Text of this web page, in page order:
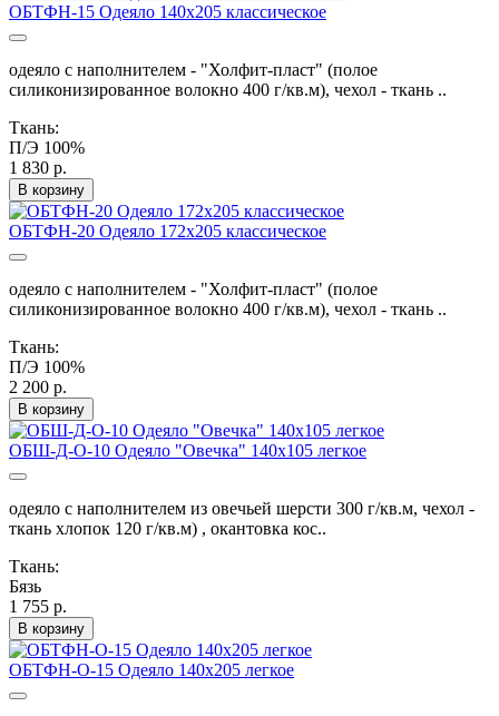
ОБТФН-15 Одеяло 140х205 классическое
одеяло с наполнителем - "Холфит-пласт" (полое
силиконизированное волокно 400 г/кв.м), чехол - ткань ..
Ткань:
П/Э 100%
1 830 р.
В корзину
ОБТФН-20 Одеяло 172х205 классическое
одеяло с наполнителем - "Холфит-пласт" (полое
силиконизированное волокно 400 г/кв.м), чехол - ткань ..
Ткань:
П/Э 100%
2 200 р.
В корзину
ОБШ-Д-О-10 Одеяло "Овечка" 140х105 легкое
одеяло с наполнителем из овечьей шерсти 300 г/кв.м, чехол -
ткань хлопок 120 г/кв.м) , окантовка кос..
Ткань:
Бязь
1 755 р.
В корзину
ОБТФН-О-15 Одеяло 140х205 легкое